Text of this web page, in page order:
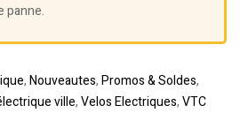
panne.
,Nouveautes,Promos & Soldes,
ville,Velos Electriques,VTC